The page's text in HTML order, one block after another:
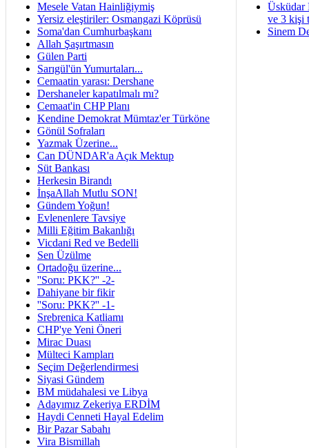
Mesele Vatan Hainliğiymiş
Yersiz eleştiriler: Osmangazi Köprüsü
Soma'dan Cumhurbaşkanı
Allah Şaşırtmasın
Gülen Parti
Sarıgül'ün Yumurtaları...
Cemaatin yarası: Dershane
Dershaneler kapatılmalı mı?
Cemaat'in CHP Planı
Kendine Demokrat Mümtaz'er Türköne
Gönül Sofraları
Yazmak Üzerine...
Can DÜNDAR'a Açık Mektup
Süt Bankası
Herkesin Birandı
İnşaAllah Mutlu SON!
Gündem Yoğun!
Evlenenlere Tavsiye
Milli Eğitim Bakanlığı
Vicdani Red ve Bedelli
Sen Üzülme
Ortadoğu üzerine...
''Soru: PKK?'' -2-
Dahiyane bir fikir
''Soru: PKK?'' -1-
Srebrenica Katliamı
CHP'ye Yeni Öneri
Mirac Duası
Mülteci Kampları
Seçim Değerlendirmesi
Siyasi Gündem
BM müdahalesi ve Libya
Adayımız Zekeriya ERDİM
Haydi Cenneti Hayal Edelim
Bir Pazar Sabahı
Vira Bismillah
Üsküdar
ve 3 kişi
Sinem